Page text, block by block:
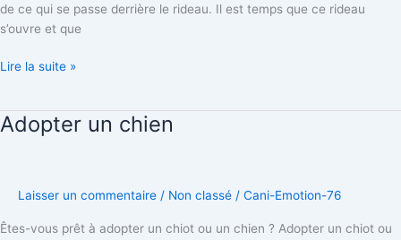
de ce qui se passe derrière le rideau. Il est temps que ce rideau
s’ouvre et que
de
chiots
Lire la suite »
Adopter un chien
Laisser un commentaire / Non classé / Cani-Emotion-76
Êtes-vous prêt à adopter un chiot ou un chien ? Adopter un chiot ou
Adopter